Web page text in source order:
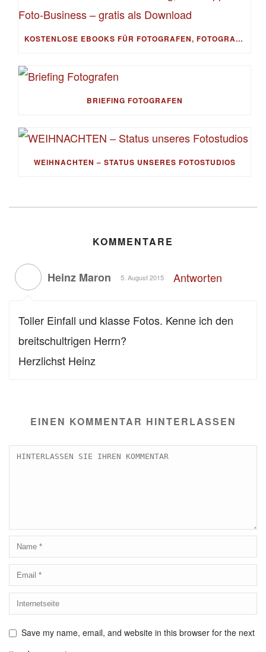
KOSTENLOSE EBOOKS FÜR FOTOGRAFEN, FOTOGRAFIE, BESSERE FOTOS & BILDBEARBEITUNG, FOTO-TIPPS & FOTO-BUSINESS – GRATIS ALS DOWNLOAD
BRIEFING FOTOGRAFEN
WEIHNACHTEN – STATUS UNSERES FOTOSTUDIOS
KOMMENTARE
Heinz Maron 5. August 2015 Antworten
Toller Einfall und klasse Fotos. Kenne ich den
breitschultrigen Herrn?
Herzlichst Heinz
EINEN KOMMENTAR HINTERLASSEN
Save my name, email, and website in this browser for the next